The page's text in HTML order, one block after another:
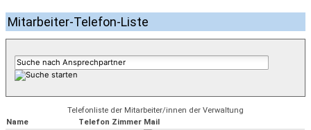
Mitarbeiter-Telefon-Liste
Telefonliste der Mitarbeiter/innen der Verwaltung
Name
Telefon Zimmer Mail